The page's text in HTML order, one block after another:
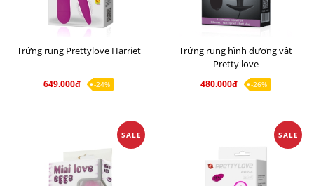
Trứng rung Prettylove Harriet
649.000₫ -24%
Trứng rung hình dương vật
Pretty love
480.000₫ -26%
SALE SALE